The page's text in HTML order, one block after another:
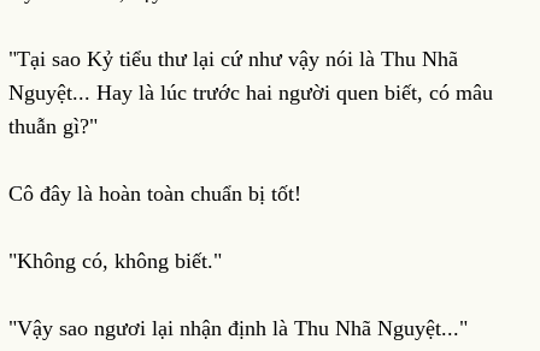
"Tại sao Kỷ tiểu thư lại cứ như vậy nói là Thu Nhã
Nguyệt... Hay là lúc trước hai người quen biết, có mâu
thuẫn gì?"
Cô đây là hoàn toàn chuẩn bị tốt!
"Không có, không biết."
"Vậy sao ngươi lại nhận định là Thu Nhã Nguyệt..."